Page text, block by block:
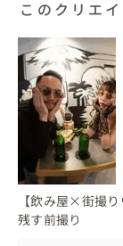
このクリエ
【飲み屋×街撮
残す前撮り